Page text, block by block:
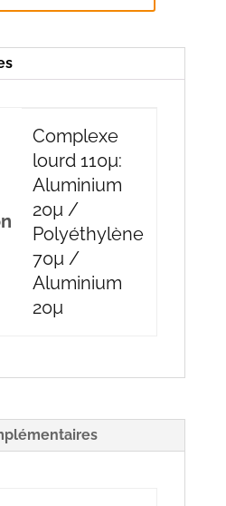
Complexe
lourd 110µ:
Aluminium
20µ /
Polyéthylène
70µ /
Aluminium
20µ